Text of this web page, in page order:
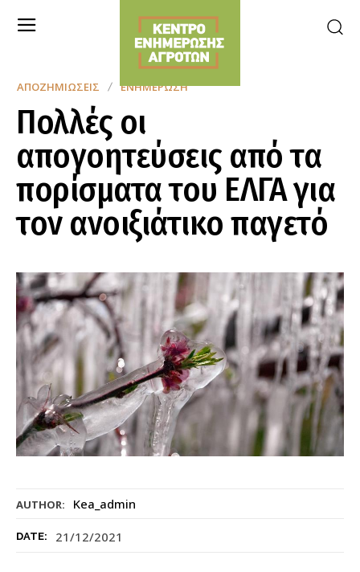
AUTHOR: Kea_admin
DATE: 21/12/2021
ΑΠΟΖΗΜΙΏΣΕΙΣ ΕΝΗΜΈΡΩΣΗ
Πολλές οι
απογοητεύσεις από τα
πορίσματα του ΕΛΓΑ για
τον ανοιξιάτικο παγετό